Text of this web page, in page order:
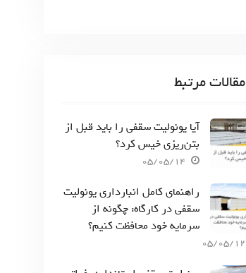
مقالات مرتبط
آیا یونولیت سقفی را باید قبل از
بتن‌ریزی خیس کرد؟
05/05/14
راهنمای کامل انبارداری یونولیت
سقفی در کارگاه: چگونه از
سرمایه خود محافظت کنیم؟
05/05/12